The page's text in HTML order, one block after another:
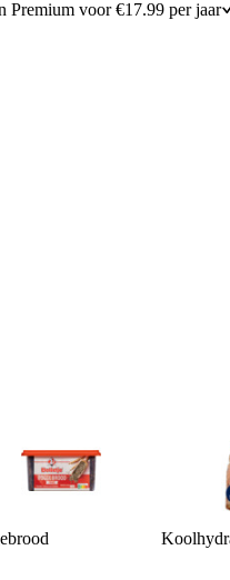
voor €17.99 per jaar